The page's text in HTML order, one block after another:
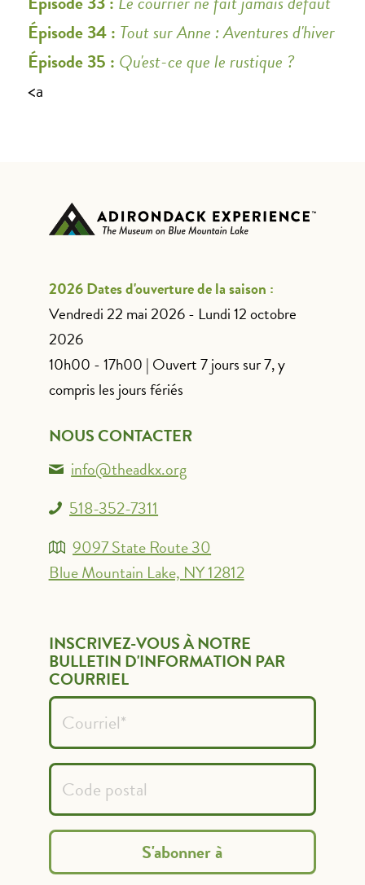
Épisode 34 : Tout sur Anne : Aventures d'hiver
Épisode 35 : Qu'est-ce que le rustique ?
<a
2026 Dates d'ouverture de la saison :
Vendredi 22 mai 2026 - Lundi 12 octobre
2026
10h00 - 17h00 | Ouvert 7 jours sur 7, y
compris les jours fériés
NOUS CONTACTER
info@theadkx.org
518-352-7311
9097 State Route 30
Blue Mountain Lake, NY 12812
INSCRIVEZ-VOUS À NOTRE
BULLETIN D'INFORMATION PAR
COURRIEL